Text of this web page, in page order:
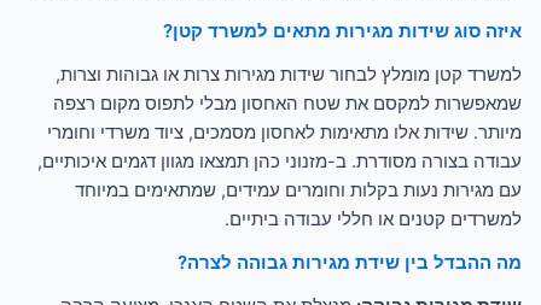
איזה סוג שידות מגירות מתאים למשרד קטן?
למשרד קטן מומלץ לבחור שידות מגירות צרות או גבוהות וצרות,
שמאפשרות למקסם את שטח האחסון מבלי לתפוס מקום רצפה
מיותר. שידות אלו מתאימות לאחסון מסמכים, ציוד משרדי וחומרי
עבודה בצורה מסודרת. ב-מזנוני כהן תמצאו מגוון דגמים איכותיים,
עם מגירות נעות בקלות וחומרים עמידים, שמתאימים במיוחד
למשרדים קטנים או חללי עבודה ביתיים.
מה ההבדל בין שידת מגירות גבוהה לצרה?